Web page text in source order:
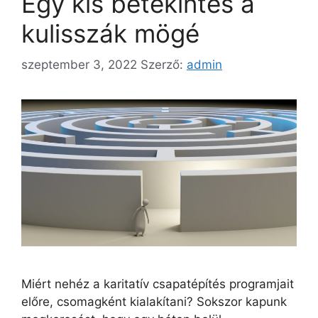
kulisszák mögé
szeptember 3, 2022 Szerző: admin
Miért nehéz a karitatív csapatépítés programjait
előre, csomagként kialakítani? Sokszor kapunk